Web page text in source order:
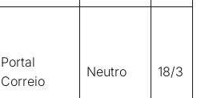
Portal
Correio
Neutro 18/3